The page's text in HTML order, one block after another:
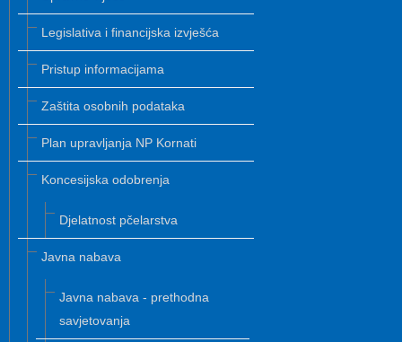
Legislativa i financijska izvješća
Pristup informacijama
Zaštita osobnih podataka
Plan upravljanja NP Kornati
Koncesijska odobrenja
Djelatnost pčelarstva
Javna nabava
Javna nabava - prethodna
savjetovanja